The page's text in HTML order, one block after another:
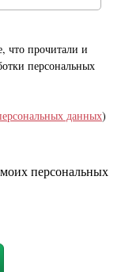
что прочитали и
персональных
данных)
персональных